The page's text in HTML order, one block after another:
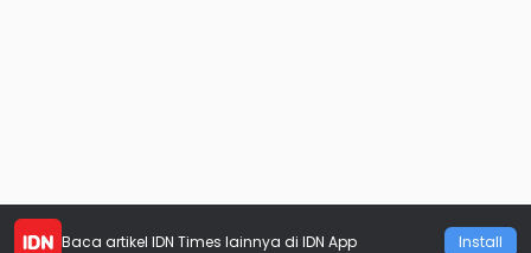
Baca artikel IDN Times lainnya di IDN App Install